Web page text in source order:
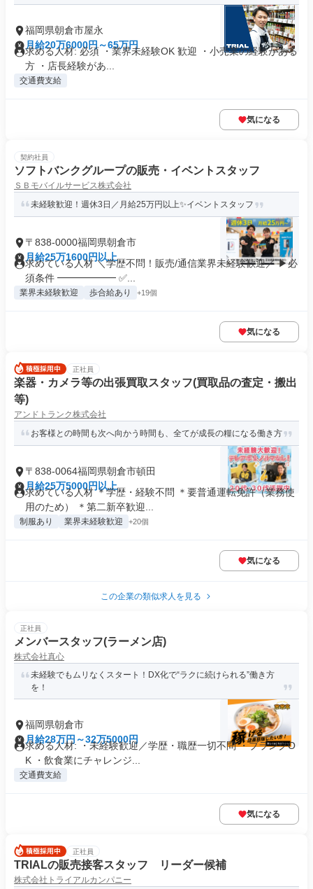
福岡県朝倉市屋永
月給20万6000円～65万円
求める人材: 必須 ・業界未経験OK 歓迎 ・小売業の経験がある
方 ・店長経験があ...
交通費支給
気になる
契約社員
ソフトバンクグループの販売・イベントスタッフ
ＳＢモバイルサービス株式会社
未経験歓迎！週休3日／月給25万円以上✨イベントスタッフ
〒838-0000福岡県朝倉市
月給25万1600円以上
求めている人材 ＼学歴不問！販売/通信業界未経験歓迎／ ▶必
須条件 ━━━━━━ ✅...
業界未経験歓迎 歩合給あり +19個
気になる
正社員
楽器・カメラ等の出張買取スタッフ(買取品の査定・搬出
等)
アンドトランク株式会社
お客様との時間も次へ向かう時間も、全てが成長の糧になる働き方
〒838-0064福岡県朝倉市頓田
月給25万5000円以上
求めている人材 ＊学歴・経験不問 ＊要普通運転免許（業務使
用のため） ＊第二新卒歓迎...
制服あり 業界未経験歓迎 +20個
気になる
この企業の類似求人を見る
正社員
メンバースタッフ(ラーメン店)
株式会社真心
未経験でもムリなくスタート！DX化で“ラクに続けられる”働き方
を！
福岡県朝倉市
月給28万円～32万5000円
求める人材: ・未経験歓迎／学歴・職歴一切不問 ・ブランクO
K ・飲食業にチャレンジ...
交通費支給
気になる
正社員
TRIALの販売接客スタッフ リーダー候補
株式会社トライアルカンパニー